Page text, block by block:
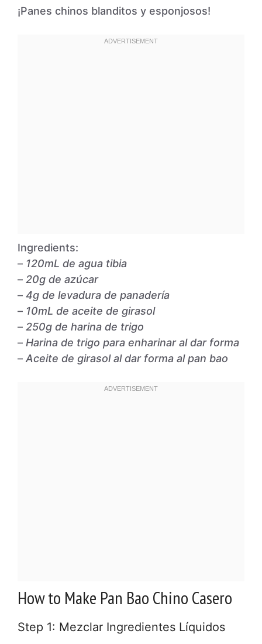
¡Panes chinos blanditos y esponjosos!
Ingredients:
– 120mL de agua tibia
– 20g de azúcar
– 4g de levadura de panadería
– 10mL de aceite de girasol
– 250g de harina de trigo
– Harina de trigo para enharinar al dar forma
– Aceite de girasol al dar forma al pan bao
How to Make Pan Bao Chino Casero
Step 1: Mezclar Ingredientes Líquidos